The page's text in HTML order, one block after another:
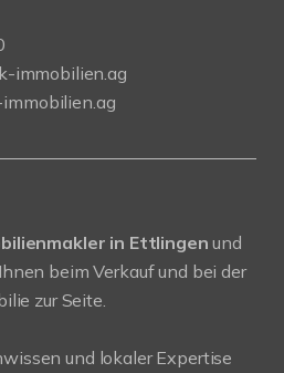
immobilien.ag
in Ettlingen und
beim Verkauf und bei der
zur Seite.
und lokaler Expertise